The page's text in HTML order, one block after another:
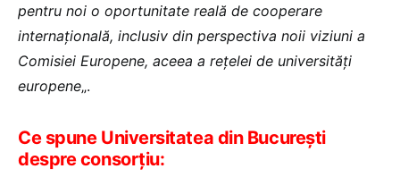
pentru noi o oportunitate reală de cooperare
internațională, inclusiv din perspectiva noii viziuni a
Comisiei Europene, aceea a rețelei de universități
europene„.
Ce spune Universitatea din București
despre consorțiu: